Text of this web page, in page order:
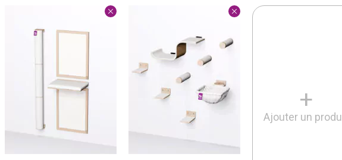
+
Ajouter un